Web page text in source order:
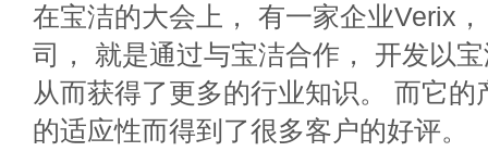
在宝洁的大会上， 有一家企业Verix
司， 就是通过与宝洁合作， 开发以
从而获得了更多的行业知识。 而它的
的适应性而得到了很多客户的好评。